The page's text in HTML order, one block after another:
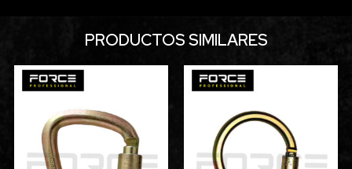
PRODUCTOS SIMILARES